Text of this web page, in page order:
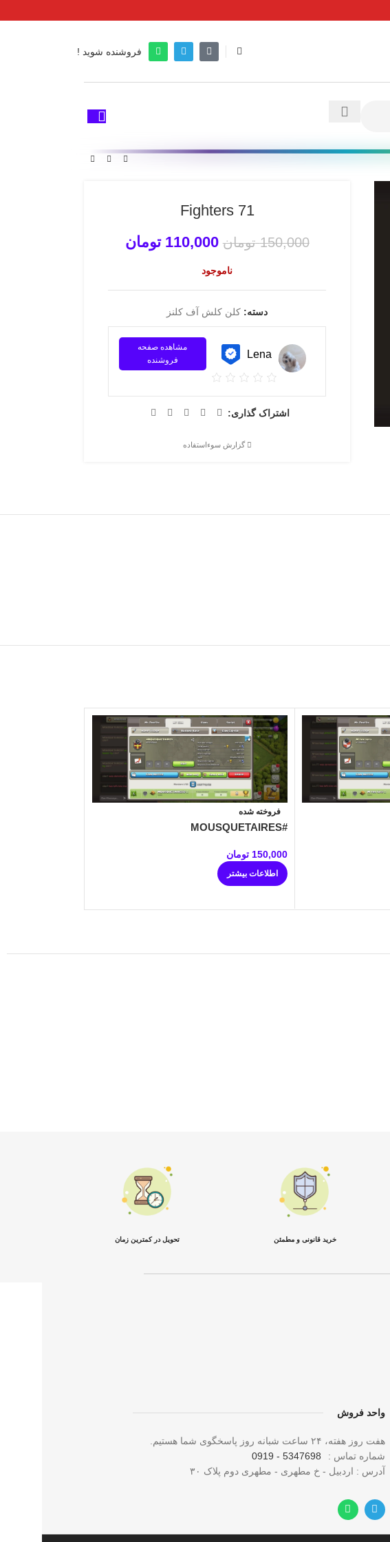
فروشنده شوید !
71 Fighters
150,000 تومان 110,000 تومان
ناموجود
دسته: کلن کلش آف کلنز
Lena
مشاهده صفحه
فروشنده
اشتراک گذاری:
گزارش سوءاستفاده
فروخته شده
#MOUSQUETAIRES
150,000 تومان
اطلاعات بیشتر
خرید قانونی و مطمئن تحویل در کمترین زمان
واحد فروش
هفت روز هفته، ۲۴ ساعت شبانه‌ روز پاسخگوی شما هستیم.
شماره تماس :
5347698 - 0919
آدرس : اردبیل - خ مطهری - مطهری دوم پلاک ۳۰